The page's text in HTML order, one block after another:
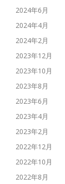
2024年6月
2024年4月
2024年2月
2023年12月
2023年10月
2023年8月
2023年6月
2023年4月
2023年2月
2022年12月
2022年10月
2022年8月